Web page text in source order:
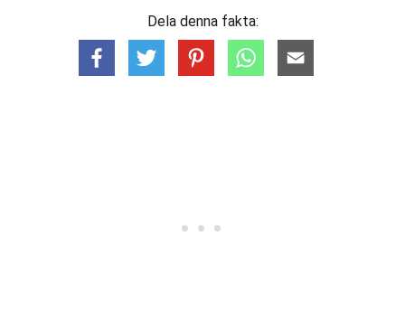
Dela denna fakta: